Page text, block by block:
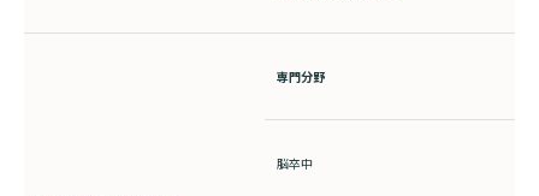
専門分野
脳卒中